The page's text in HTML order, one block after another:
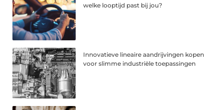
welke looptijd past bij jou?
Innovatieve lineaire aandrijvingen kopen
voor slimme industriële toepassingen